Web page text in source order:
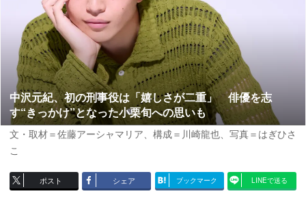
中沢元紀、初の刑事役は「嬉しさが二重」 俳優を志
す“きっかけ”となった小栗旬への思いも
文・取材＝佐藤アーシャマリア、 構成＝川崎龍也、 写真＝はぎひさ
こ
ポスト シェア ブックマーク LINEで送る